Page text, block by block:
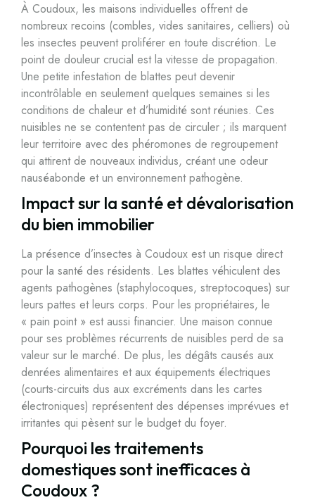
À Coudoux, les maisons individuelles offrent de
nombreux recoins (combles, vides sanitaires, celliers) où
les insectes peuvent proliférer en toute discrétion. Le
point de douleur crucial est la vitesse de propagation.
Une petite infestation de blattes peut devenir
incontrôlable en seulement quelques semaines si les
conditions de chaleur et d’humidité sont réunies. Ces
nuisibles ne se contentent pas de circuler ; ils marquent
leur territoire avec des phéromones de regroupement
qui attirent de nouveaux individus, créant une odeur
nauséabonde et un environnement pathogène.
Impact sur la santé et dévalorisation
du bien immobilier
La présence d’insectes à Coudoux est un risque direct
pour la santé des résidents. Les blattes véhiculent des
agents pathogènes (staphylocoques, streptocoques) sur
leurs pattes et leurs corps. Pour les propriétaires, le
« pain point » est aussi financier. Une maison connue
pour ses problèmes récurrents de nuisibles perd de sa
valeur sur le marché. De plus, les dégâts causés aux
denrées alimentaires et aux équipements électriques
(courts-circuits dus aux excréments dans les cartes
électroniques) représentent des dépenses imprévues et
irritantes qui pèsent sur le budget du foyer.
Pourquoi les traitements
domestiques sont inefficaces à
Coudoux ?